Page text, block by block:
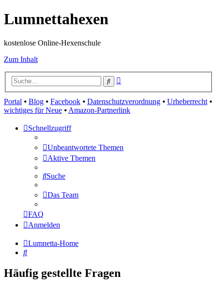
Lumnettahexen
kostenlose Online-Hexenschule
Zum Inhalt
Suche
Portal ⦁ Blog ⦁ Facebook ⦁ Datenschutzverordnung ⦁ Urheberrecht⦁
wichtiges für Neue ⦁Amazon-Partnerlink
Schnellzugriff
Unbeantwortete Themen
Aktive Themen
Suche
Das Team
FAQ
Anmelden
Lumnetta-Home
Suche
Häufig gestellte Fragen